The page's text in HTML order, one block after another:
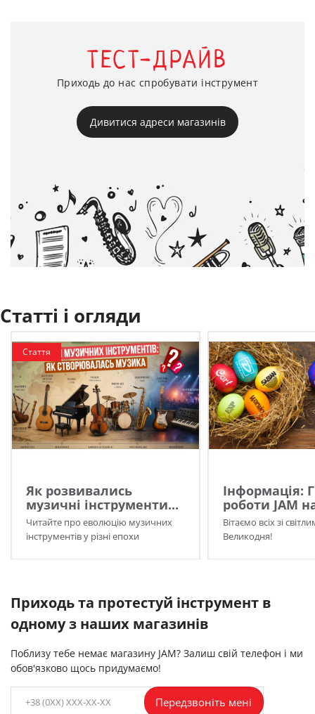
ТЕСТ-ДРАЙВ
Приходь до нас спробувати інструмент
Дивитися адреси магазинів
Статті і огляди
Стаття
Як розвивались
музичні інструменти...
Читайте про еволюцію музичних
інструментів у різні епохи
Інформація:
роботи JAM
Вітаємо всіх зі
Великодня!
Приходь та протестуй інструмент в
одному з наших магазинів
Поблизу тебе немає магазину JAM? Залиш свій телефон і ми
обов'язково щось придумаємо!
Передзвоніть мені